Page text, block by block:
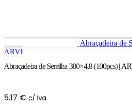
Abraçadeira de
ARVI
Abraçadeira de Serrilha 380×4,8 (100pcs) |
5.17 € c/ Iva